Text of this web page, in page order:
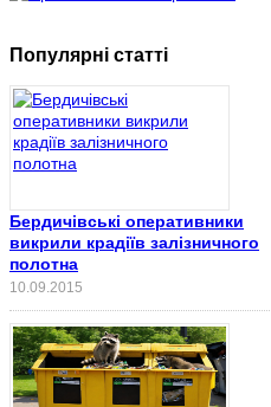
Популярні статті
Бердичівські оперативники
викрили крадіїв залізничного
полотна
10.09.2015